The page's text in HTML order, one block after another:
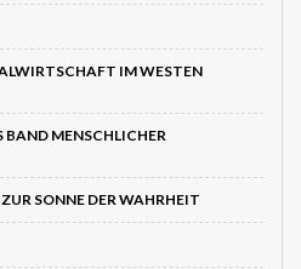
IM WESTEN
BAND MENSCHLICHER
SONNE DER WAHRHEIT